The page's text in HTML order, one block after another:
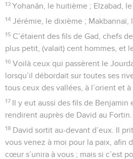
13 Yohanân, le huitième ; Elzabad,
14 Jérémie, le dixième ; Makbannaï,
15 C’étaient des fils de Gad, chefs
plus petit, (valait) cent hommes, et
16 Voilà ceux qui passèrent le
lorsqu’il débordait sur toutes ses
tous ceux des vallées, à l’orient et à
17 Il y eut aussi des fils de Benjamin
rendirent auprès de David au Fortin.
18 David sortit au-devant d’eux. Il
vous venez à moi pour la paix, afin
cœur s’unira à vous ; mais si c’est